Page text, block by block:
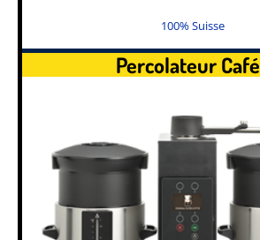
100% Suisse
Percolateur Café